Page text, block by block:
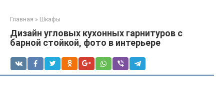
Главная » Шкафы
Дизайн угловых кухонных гарнитуров с
барной стойкой, фото в интерьере